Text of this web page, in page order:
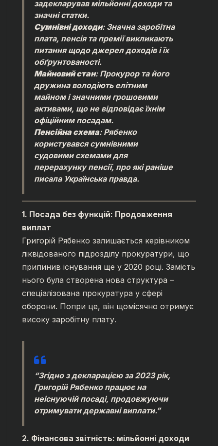
задекларував мільйонні доходи та
значні статки.
Сумнівні доходи: Значна заробітна
плата, пенсія та премії викликають
питання щодо джерел доходів і їх
обґрунтованості.
Майновий стан: Прокурор та його
дружина володіють елітним
майном і значними грошовими
активами, що не відповідає їхнім
офіційним посадам.
Пенсійна схема: Рябенко
користувався сумнівними
судовими схемами для
перерахунку пенсії, про які раніше
писала Українська правда.
1. Посада без функцій: Продовження
виплат
Григорій Рябенко залишається керівником
ліквідованого підрозділу прокуратури, що
припинив існування ще у 2020 році. Замість
нього була створена нова структура –
спеціалізована прокуратура у сфері
оборони. Попри це, він щомісячно отримує
високу заробітну плату.
“Згідно з декларацією за 2023 рік,
Григорій Рябенко працює на
неіснуючій посаді, продовжуючи
отримувати державні виплати.”
2. Фінансова звітність: мільйонні доходи